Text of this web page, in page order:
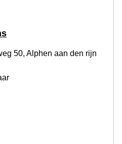
50, Alphen aan den rijn